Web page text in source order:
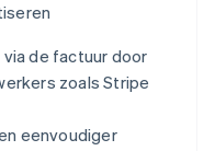
de factuur door
zoals Stripe
eenvoudiger